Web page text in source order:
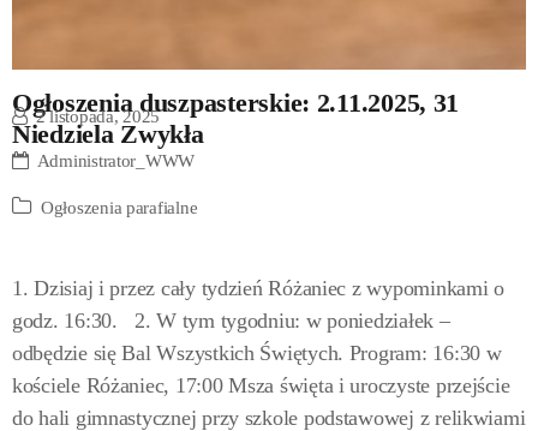
Ogłoszenia duszpasterskie: 2.11.2025, 31
Niedziela Zwykła
2 listopada, 2025
Administrator_WWW
Ogłoszenia parafialne
1. Dzisiaj i przez cały tydzień Różaniec z wypominkami o
godz. 16:30. 2. W tym tygodniu: w poniedziałek –
odbędzie się Bal Wszystkich Świętych. Program: 16:30 w
kościele Różaniec, 17:00 Msza święta i uroczyste przejście
do hali gimnastycznej przy szkole podstawowej z relikwiami